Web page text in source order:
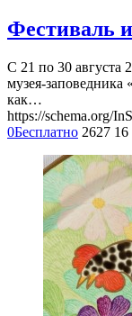
Фестиваль
С 21 по 30 августа
музея-
как…
https://schema.org/
0Бесплатно 2627 16